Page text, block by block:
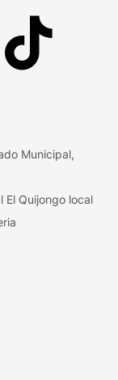
Municipal,
El Quijongo local